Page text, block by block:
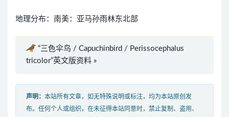
地理分布：南美：亚马孙雨林东北部
“三色伞鸟 / Capuchinbird / Perissocephalus
tricolor”英文版资料 »
声明： 本站所有文章，如无特殊说明或标注，均为本站原创发
布。任何个人或组织，在未征得本站同意时，禁止复制、盗用、